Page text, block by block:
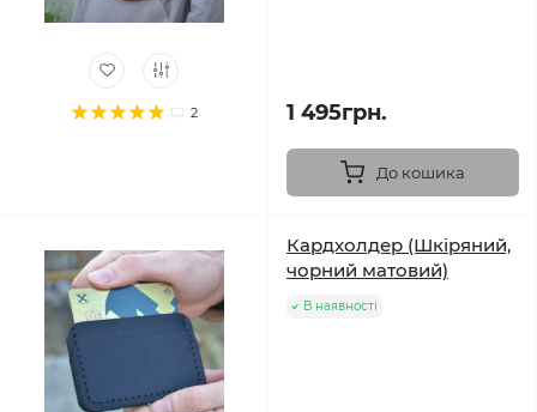
2 1 495грн.
До кошика
Кардхолдер (Шкіряний,
чорний матовий)
В наявності